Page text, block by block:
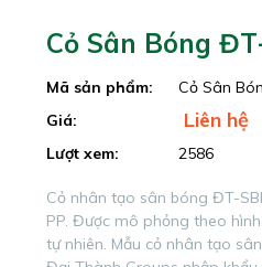
Cỏ Sân Bóng
Mã sản phẩm:
Cỏ Sân
Giá:
Liên hệ
Lượt xem: 2586
Cỏ nhân tạo sân bóng ĐT-
PP. Được mô phỏng theo
tự nhiên. Mẫu cỏ nhân tạo